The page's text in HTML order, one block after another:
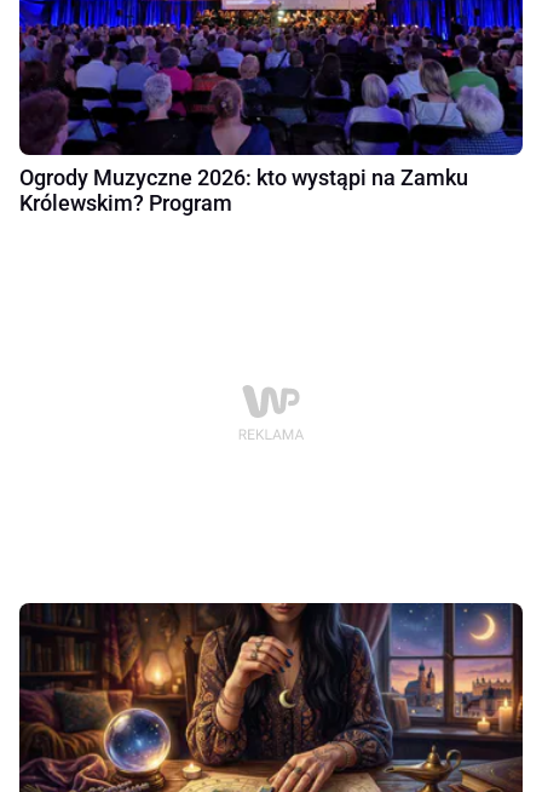
Ogrody Muzyczne 2026: kto wystąpi na Zamku
Królewskim? Program